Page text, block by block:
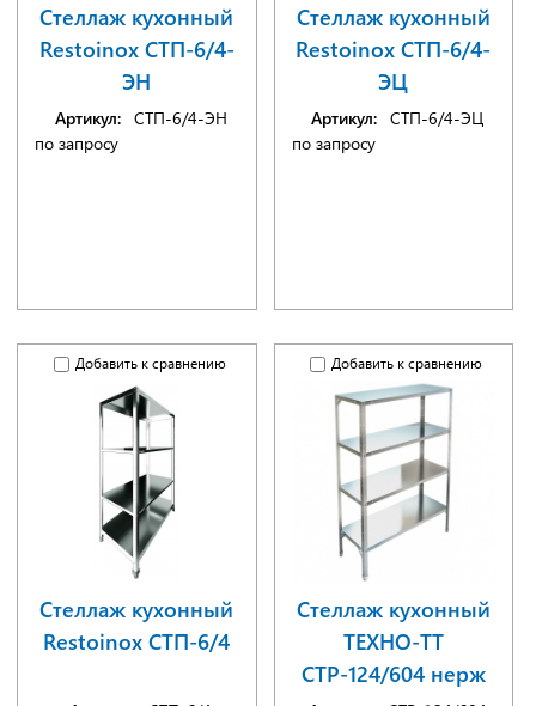
Стеллаж кухонный
Restoinox СТП-6/4-
ЭН
Артикул: СТП-6/4-ЭН
по запросу
Стеллаж кухонный
Restoinox СТП-6/4-
ЭЦ
Артикул: СТП-6/4-ЭЦ
по запросу
Добавить к сравнению
Стеллаж кухонный
Restoinox СТП-6/4
Добавить к сравнению
Стеллаж кухонный
ТЕХНО-ТТ
СТР-124/604 нерж